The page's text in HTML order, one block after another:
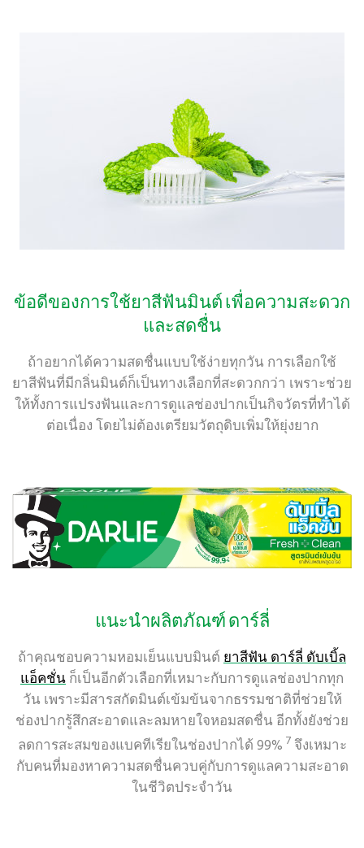
ข้อดีของการใช้ยาสีฟันมินต์ เพื่อความสะดวก
และสดชื่น
ถ้าอยากได้ความสดชื่นแบบใช้ง่ายทุกวัน การเลือกใช้
ยาสีฟันที่มีกลิ่นมินต์ก็เป็นทางเลือกที่สะดวกกว่า เพราะช่วย
ให้ทั้งการแปรงฟันและการดูแลช่องปากเป็นกิจวัตรที่ทำได้
ต่อเนื่อง โดยไม่ต้องเตรียมวัตถุดิบเพิ่มให้ยุ่งยาก
แนะนำผลิตภัณฑ์ ดาร์ลี่
ถ้าคุณชอบความหอมเย็นแบบมินต์ยาสีฟัน ดาร์ลี่ ดับเบิ้ล
แอ็คชั่นก็เป็นอีกตัวเลือกที่เหมาะกับการดูแลช่องปากทุก
วัน เพราะมีสารสกัดมินต์เข้มข้นจากธรรมชาติที่ช่วยให้
ช่องปากรู้สึกสะอาดและลมหายใจหอมสดชื่น อีกทั้งยังช่วย
ลดการสะสมของแบคทีเรียในช่องปากได้ 99% 7จึงเหมาะ
กับคนที่มองหาความสดชื่นควบคู่กับการดูแลความสะอาด
ในชีวิตประจำวัน